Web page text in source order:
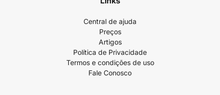
Central de ajuda
Preços
Artigos
Política de Privacidade
Termos e condições de uso
Fale Conosco